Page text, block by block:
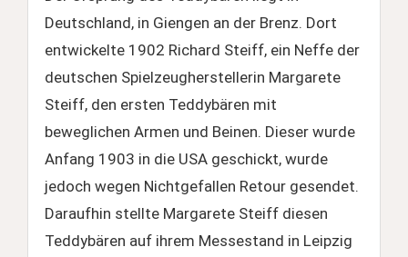
Deutschland, in Giengen an der Brenz. Dort
entwickelte 1902 Richard Steiff, ein Neffe der
deutschen Spielzeugherstellerin Margarete
Steiff, den ersten Teddybären mit
beweglichen Armen und Beinen. Dieser wurde
Anfang 1903 in die USA geschickt, wurde
jedoch wegen Nichtgefallen Retour gesendet.
Daraufhin stellte Margarete Steiff diesen
Teddybären auf ihrem Messestand in Leipzig